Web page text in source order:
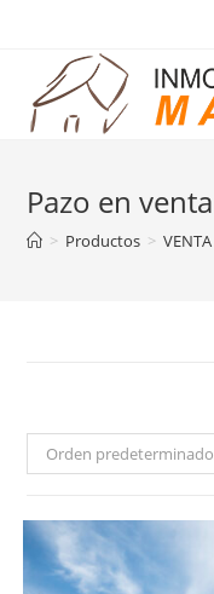
contenido
Pazo en venta
> Productos > VENTA
Orden predeterminado